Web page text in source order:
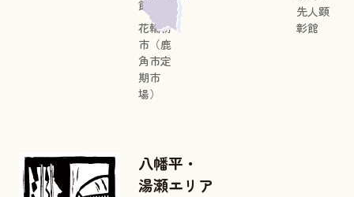
館
花輪朝
市（鹿
角市定
期市
場）
先人顕
彰館
八幡平・
湯瀬エリア